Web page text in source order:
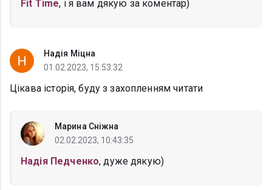
Fit Time, і я вам дякую за коментар)
Надія Міцна
01.02.2023, 15:53:32
Цікава історія, буду з захопленням читати
Марина Сніжна
02.02.2023, 10:43:35
Надія Педченко, дуже дякую)